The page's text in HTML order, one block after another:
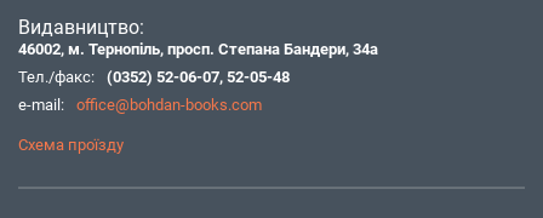
Видавництво:
46002, м. Тернопіль, просп. Степана Бандери, 34а
Тел./факс:
(0352) 52-06-07, 52-05-48
e-mail:
office@bohdan-books.com
Схема проїзду